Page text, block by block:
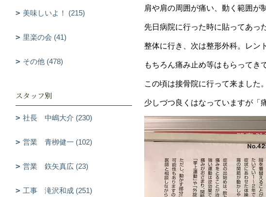
肩や肩の周囲が痛い、動く範囲が
先日病院に行った時に貼ってあっ
整体に行き、次は整形外科。レン
もちろん痛み止め等はもらってき
この頃は接骨院に行って来ました
少しづつ良くはなっていますが「
美味しいよ！ (215)
里楽の会 (41)
その他 (478)
スタッフ別
社長 中嶋大介 (230)
営業 青栁健一 (102)
営業 鉃矢真広 (23)
工事 滝沢和成 (251)